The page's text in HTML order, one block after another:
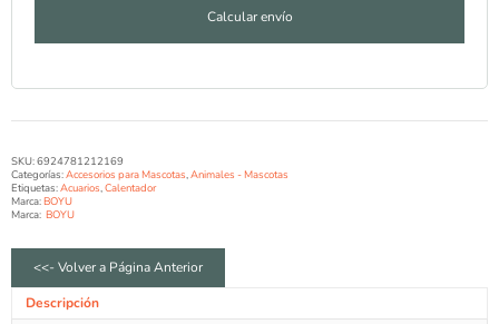
Calcular envío
SKU:6924781212169
Categorías:Accesorios para Mascotas,Animales - Mascotas
Etiquetas:Acuarios,Calentador
Marca:BOYU
Marca: BOYU
<<- Volver a Página Anterior
Descripción